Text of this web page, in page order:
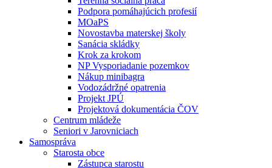
Podpora pomáhajúcich profesií
MOaPS
Novostavba materskej školy
Sanácia skládky
Krok za krokom
NP Vysporiadanie pozemkov
Nákup minibagra
Vodozádržné opatrenia
Projekt JPÚ
Projektová dokumentácia ČOV
Centrum mládeže
Seniori v Jarovniciach
Samospráva
Starosta obce
Zástupca starostu